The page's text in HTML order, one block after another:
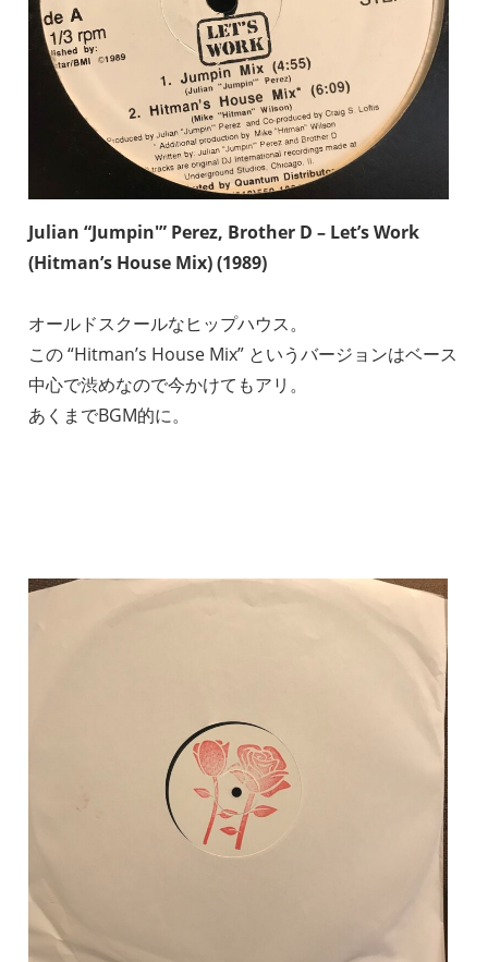
Julian “Jumpin'” Perez, Brother D – Let’s Work
(Hitman’s House Mix) (1989)
オールドスクールなヒップハウス。
この “Hitman’s House Mix” というバージョンはベース
中心で渋めなので今かけてもアリ。
あくまでBGM的に。